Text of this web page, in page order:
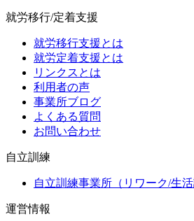
就労移行/定着支援
就労移行支援とは
就労定着支援とは
リンクスとは
利用者の声
事業所ブログ
よくある質問
お問い合わせ
自立訓練
自立訓練事業所（リワーク/生活
運営情報